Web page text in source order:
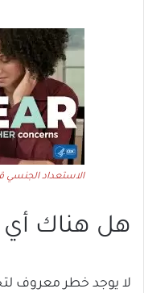
الاستعداد الجنسي قبل
هل هناك أي
لا يوجد خطر معروف